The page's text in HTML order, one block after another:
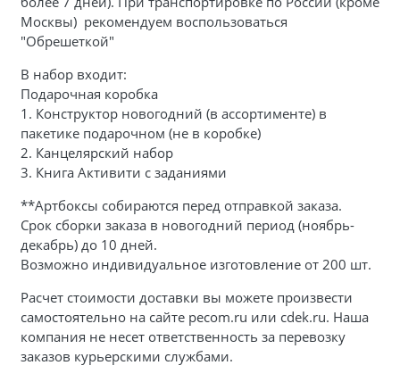
Москвы) рекомендуем воспользоваться
"Обрешеткой"
В набор входит:
Подарочная коробка
1. Конструктор новогодний (в ассортименте) в
пакетике подарочном (не в коробке)
2. Канцелярский набор
3. Книга Активити с заданиями
**Артбоксы собираются перед отправкой заказа.
Срок сборки заказа в новогодний период (ноябрь-
декабрь) до 10 дней.
Возможно индивидуальное изготовление от 200 шт.
Расчет стоимости доставки вы можете произвести
самостоятельно на сайте pecom.ru или cdek.ru. Наша
компания не несет ответственность за перевозку
заказов курьерскими службами.